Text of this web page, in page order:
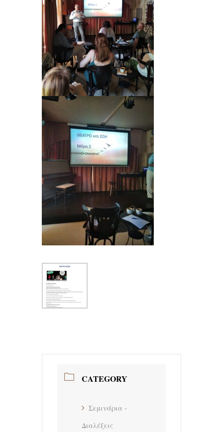
CATEGORY
Σεμινάρια -
Διαλέξεις